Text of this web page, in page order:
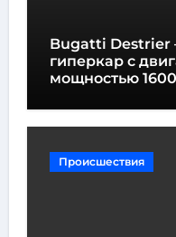
Bugatti Destrier
гиперкар с
мощностью
Происшествия